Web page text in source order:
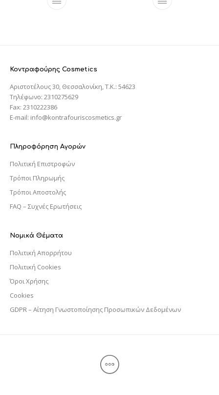
Κοντραφούρης Cosmetics
Αριστοτέλους 30, Θεσσαλονίκη, T.K.: 54623
Τηλέφωνο: 2310275629
Fax: 2310222386
E-mail: info@kontrafouriscosmetics.gr
Πληροφόρηση Αγορών
Πολιτική Επιστροφών
Τρόποι Πληρωμής
Τρόποι Αποστολής
FAQ – Συχνές Ερωτήσεις
Νομικά Θέματα
Πολιτική Απορρήτου
Πολιτική Cookies
Όροι Χρήσης
Cookies
GDPR – Αίτηση Γνωστοποίησης Προσωπικών Δεδομένων